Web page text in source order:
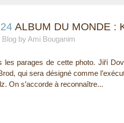
ALBUM DU MONDE :
by Ami Bouganim
les parages de cette photo. Jiří
qui sera désigné comme
On s’accorde à reconnaître...